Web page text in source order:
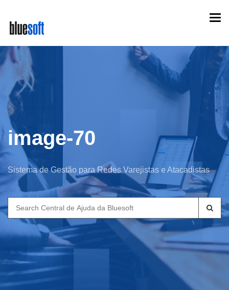
main
content
image-70
Sistema de Gestão para Redes Varejistas e Atacadistas
Search
for: